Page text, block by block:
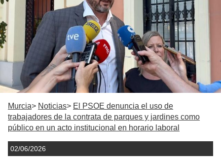
Murcia Noticias
El PSOE denuncia el uso de
trabajadores de la contrata de parques y jardines como
público en un acto institucional en horario laboral
02/06/2026